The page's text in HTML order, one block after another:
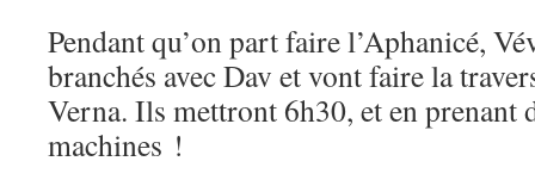
Pendant qu’on part faire l’Aphanicé,
branchés avec Dav et vont faire la
Verna. Ils mettront 6h30, et en prenant
machines !